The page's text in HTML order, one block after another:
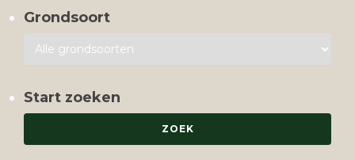
Grondsoort
Start zoeken